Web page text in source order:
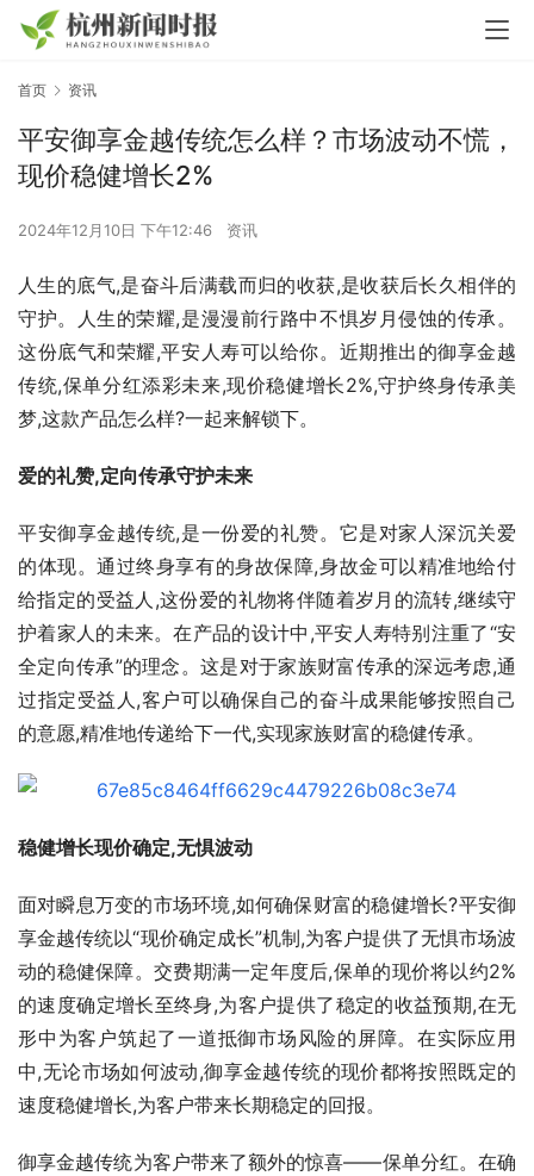
首页 资讯
平安御享金越传统怎么样？市场波动不慌，
现价稳健增长2%
2024年12月10日 下午12:46 资讯
人生的底气,是奋斗后满载而归的收获,是收获后长久相伴的
守护。人生的荣耀,是漫漫前行路中不惧岁月侵蚀的传承。
这份底气和荣耀,平安人寿可以给你。近期推出的御享金越
传统,保单分红添彩未来,现价稳健增长2%,守护终身传承美
梦,这款产品怎么样?一起来解锁下。
爱的礼赞,定向传承守护未来
平安御享金越传统,是一份爱的礼赞。它是对家人深沉关爱
的体现。通过终身享有的身故保障,身故金可以精准地给付
给指定的受益人,这份爱的礼物将伴随着岁月的流转,继续守
护着家人的未来。在产品的设计中,平安人寿特别注重了“安
全定向传承”的理念。这是对于家族财富传承的深远考虑,通
过指定受益人,客户可以确保自己的奋斗成果能够按照自己
的意愿,精准地传递给下一代,实现家族财富的稳健传承。
稳健增长现价确定,无惧波动
面对瞬息万变的市场环境,如何确保财富的稳健增长?平安御
享金越传统以“现价确定成长”机制,为客户提供了无惧市场波
动的稳健保障。交费期满一定年度后,保单的现价将以约2%
的速度确定增长至终身,为客户提供了稳定的收益预期,在无
形中为客户筑起了一道抵御市场风险的屏障。在实际应用
中,无论市场如何波动,御享金越传统的现价都将按照既定的
速度稳健增长,为客户带来长期稳定的回报。
御享金越传统为客户带来了额外的惊喜——保单分红。在确